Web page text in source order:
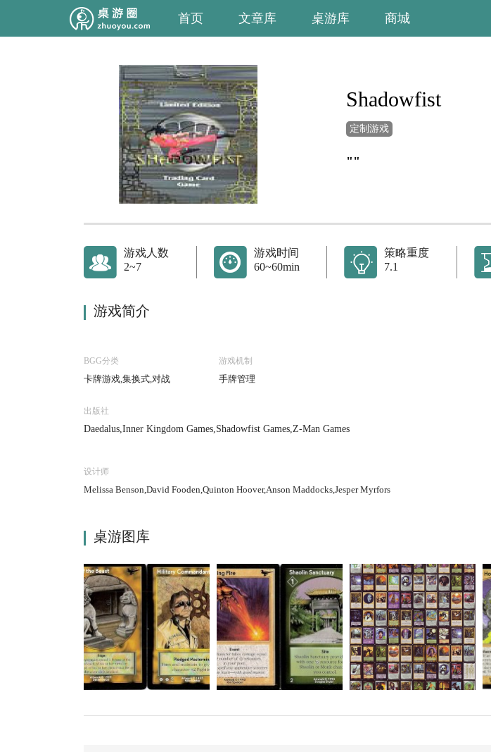
首页 文章库 桌游库 商城
Shadowfist
定制游戏
""
游戏人数
2~7
游戏时间
60~60min
策略重度
7.1
游戏简介
BGG分类
卡牌游戏,集换式,对战
游戏机制
手牌管理
出版社
Daedalus,Inner Kingdom Games,Shadowfist Games,Z-Man Games
设计师
Melissa Benson,David Fooden,Quinton Hoover,Anson Maddocks,Jesper Myrfors
桌游图库